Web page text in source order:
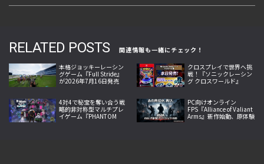
RELATED POSTS
関連情報も一緒にチェック！
本格ジョッキーレーシン
グゲーム『Full Stride』
が2026年7月16日発売
クロスプレイで世界へ挑
戦！『ソニックレーシン
グ クロスワールド』
4対4で秘宝を奪い合う戦
略的非対称型マルチプレ
イゲーム『PHANTOM
PC向けオンライン
FPS『Alliance of Valiant
Arms』新作始動、原体験